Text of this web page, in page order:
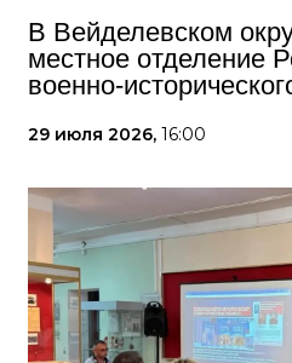
В Вейделевском
местное отделение
военно-
29 июля 2026, 16:00